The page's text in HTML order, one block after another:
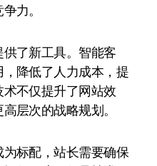
力。
了新工具。智能客
降低了人力成本，提
不仅提升了网站效
层次的战略规划。
标配，站长需要确保